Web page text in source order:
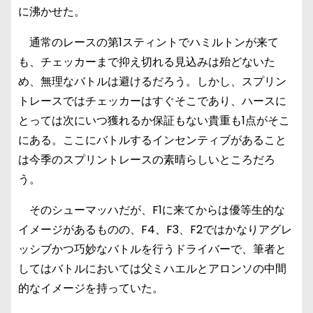
に沸かせた。
通常のレースの第1スティントでハミルトンが来て
も、チェッカーまで抑え切れる見込みは殆どないた
め、無理なバトルは避けるだろう。しかし、スプリン
トレースではチェッカーはすぐそこであり、ハースに
とっては次にいつ獲れるか保証もない貴重も1点がそこ
にある。ここにバトルするインセンティブがあること
は今季のスプリントレースの素晴らしいところだろ
う。
そのシューマッハだが、F1に来てからは優等生的な
イメージがあるものの、F4、F3、F2ではかなりアグレ
ッシブかつ巧妙なバトルを行うドライバーで、筆者と
してはバトルにおいては父ミハエルとアロンソの中間
的なイメージを持っていた。